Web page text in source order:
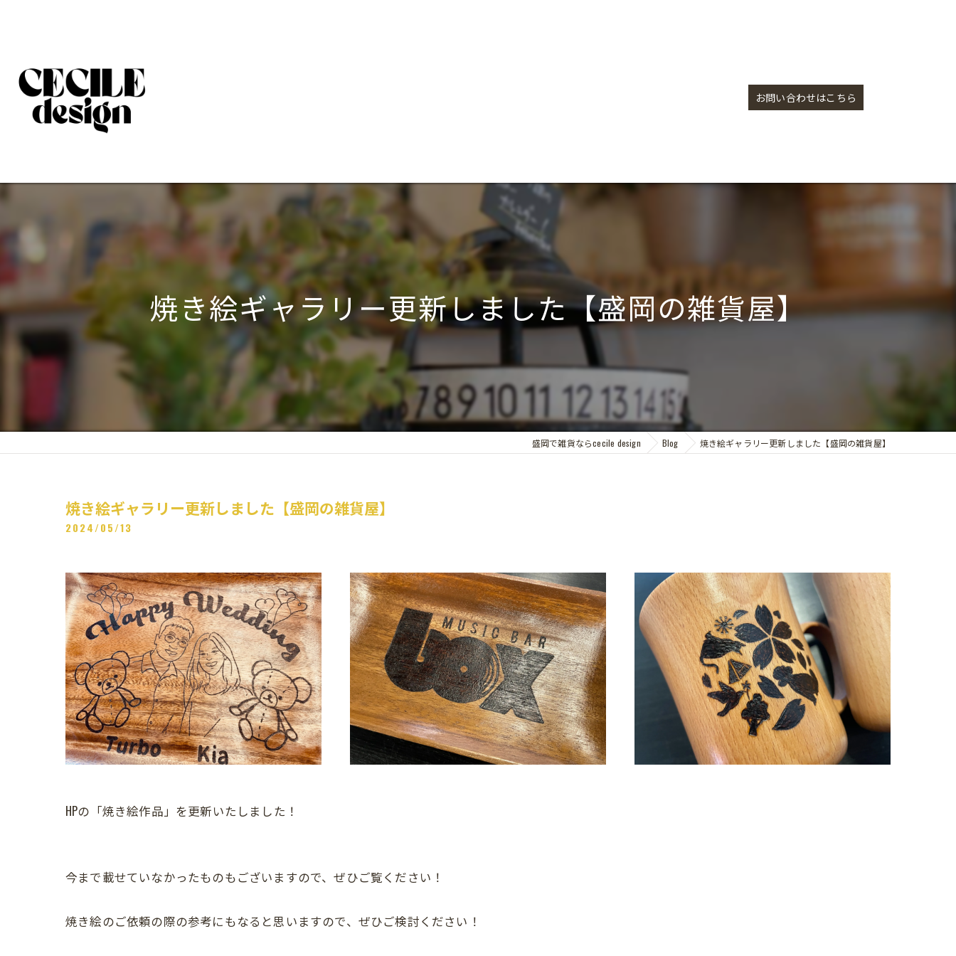
お問い合わせはこちら
焼き絵ギャラリー更新しました【盛岡の雑貨屋】
盛岡で雑貨ならcecile design Blog 焼き絵ギャラリー更新しました【盛岡の雑貨屋】
焼き絵ギャラリー更新しました【盛岡の雑貨屋】
2024/05/13
HPの「焼き絵作品」を更新いたしました！
今まで載せていなかったものもございますので、ぜひご覧ください！
焼き絵のご依頼の際の参考にもなると思いますので、ぜひご検討ください！